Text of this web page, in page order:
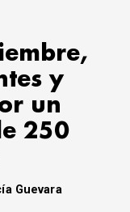
y
un
250
Guevara